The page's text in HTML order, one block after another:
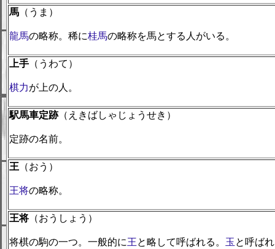
馬 （うま）
龍馬の略称。稀に桂馬の略称を馬とする人がいる。
上手 （うわて）
棋力が上の人。
駅馬車定跡（えきばしゃじょうせき）
定跡の名前。
王 （おう）
王将の略称。
王将 （おうしょう）
将棋の駒の一つ。一般的に王と略して呼ばれる。 玉 と呼ば